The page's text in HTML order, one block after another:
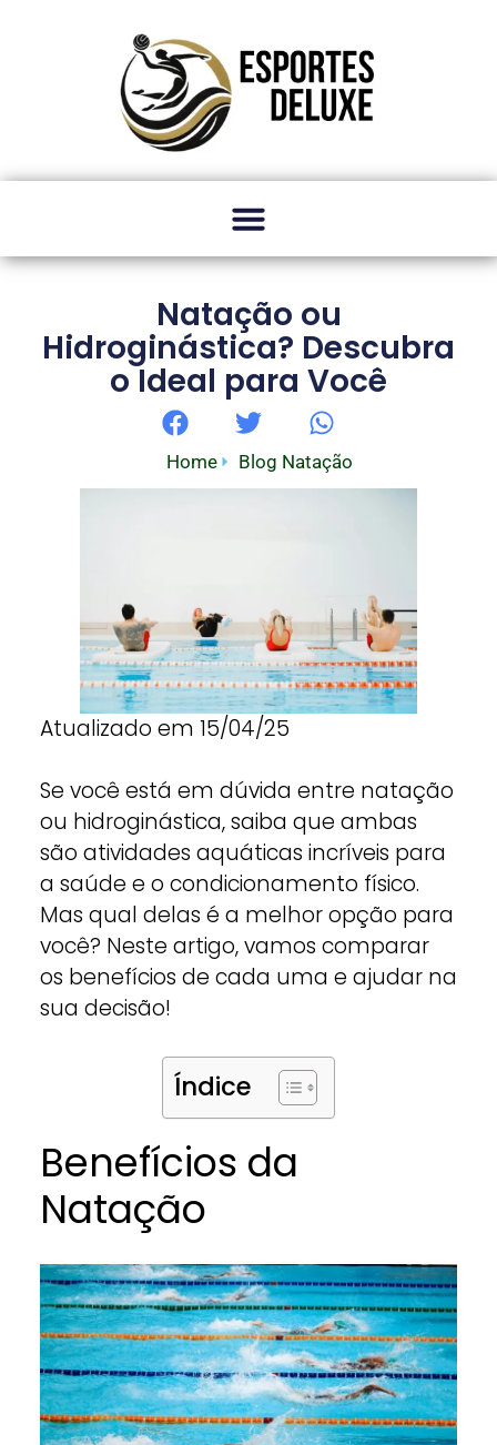
Natação ou
Hidroginástica? Descubra
o Ideal para Você
Home Blog Natação
Atualizado em 15/04/25
Se você está em dúvida entre natação
ou hidroginástica, saiba que ambas
são atividades aquáticas incríveis para
a saúde e o condicionamento físico.
Mas qual delas é a melhor opção para
você? Neste artigo, vamos comparar
os benefícios de cada uma e ajudar na
sua decisão!
Índice
Benefícios da
Natação